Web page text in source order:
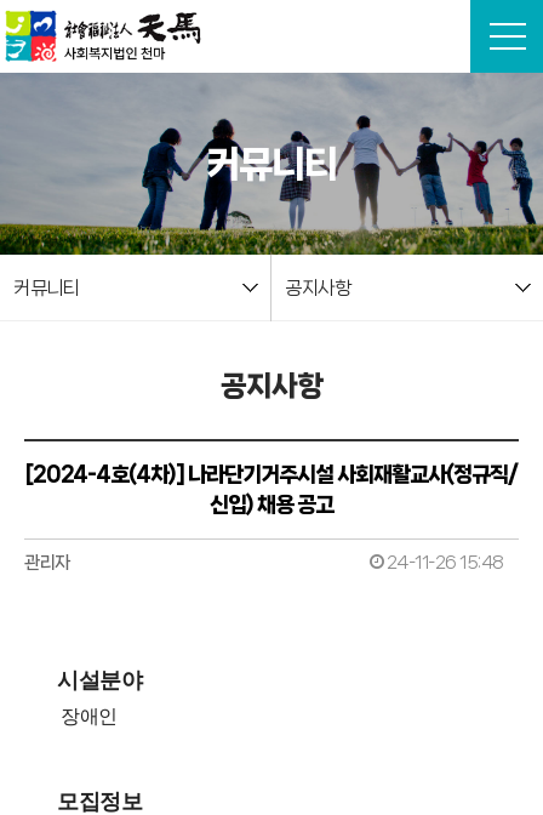
본문 바로가기
커뮤니티
커뮤니티 공지사항
공지사항
[2024-4호(4차)] 나라단기거주시설 사회재활교사(정규직/
신입) 채용 공고
관리자 24-11-26 15:48
시설분야
장애인
모집정보